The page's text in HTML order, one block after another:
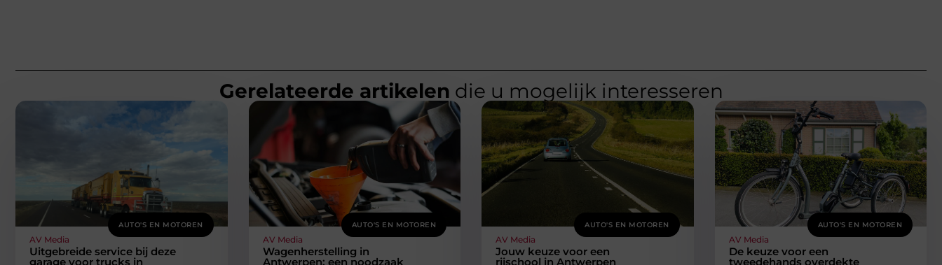
Gerelateerde artikelen die u mogelijk interesseren
AUTO'S EN MOTOREN
AV Media
Uitgebreide service bij deze
garage voor trucks in
AUTO'S EN MOTOREN
AV Media
Wagenherstelling in
Antwerpen: een noodzaak
AUTO'S EN MOTOREN
AV Media
Jouw keuze voor een
rijschool in Antwerpen
AUTO'S EN MOTOREN
AV Media
De keuze voor een
tweedehands overdekte